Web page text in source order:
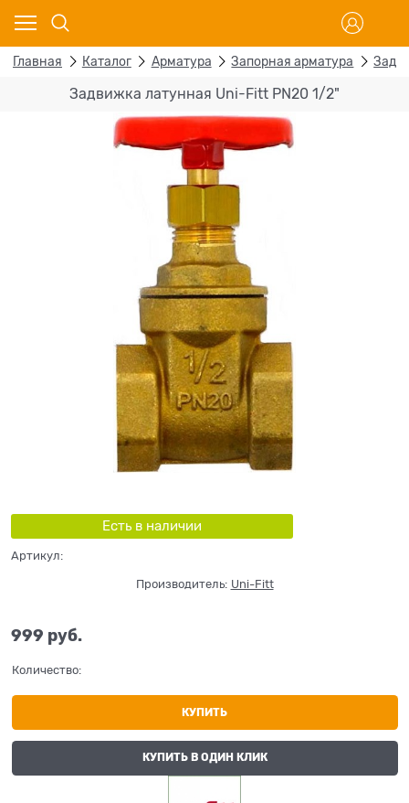
Главная Каталог Арматура Запорная арматура
Задвижка латунная Uni-Fitt PN20 1/2"
Есть в наличии
Артикул:
Производитель: Uni-Fitt
999 руб.
Количество:
КУПИТЬ
КУПИТЬ В ОДИН КЛИК